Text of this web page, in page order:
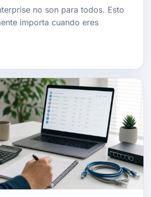
no son para todos. Esto
importa cuando eres